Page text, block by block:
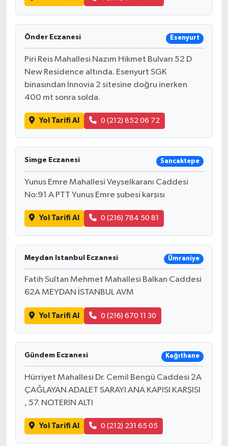
Önder Eczanesi Esenyurt
Piri Reis Mahallesi Nazım Hikmet Bulvarı 52 D
New Residence altında. Esenyurt SGK
binasından Innovia 2 sitesine doğru inerken
400 mt sonra solda.
Yol Tarifi Al 0 (212) 852 06 72
Simge Eczanesi Sancaktepe
Yunus Emre Mahallesi Veyselkaranı Caddesi
No:91 A PTT Yunus Emre şubesi karşısı
Yol Tarifi Al 0 (216) 784 50 81
Meydan Istanbul Eczanesi Ümraniye
Fatih Sultan Mehmet Mahallesi Balkan Caddesi
62A MEYDAN İSTANBUL AVM
Yol Tarifi Al 0 (216) 670 11 30
Gündem Eczanesi Kağıthane
Hürriyet Mahallesi Dr. Cemil Bengü Caddesi 2A
ÇAĞLAYAN ADALET SARAYI ANA KAPISI KARŞISI
, 57. NOTERİN ALTI
Yol Tarifi Al 0 (212) 231 65 05